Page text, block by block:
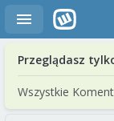
Przeglądasz
Wszystkie